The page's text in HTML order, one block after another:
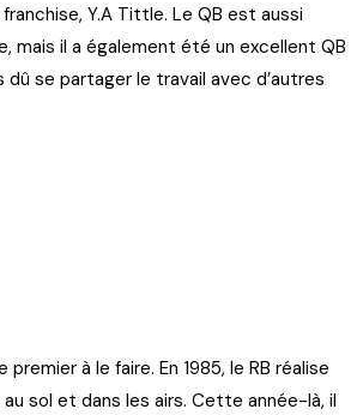
Y.A Tittle. Le QB est aussi
mais il a également été un excellent QB
dû se partager le travail avec d’autres
à le faire. En 1985, le RB réalise
sol et dans les airs. Cette année-là, il